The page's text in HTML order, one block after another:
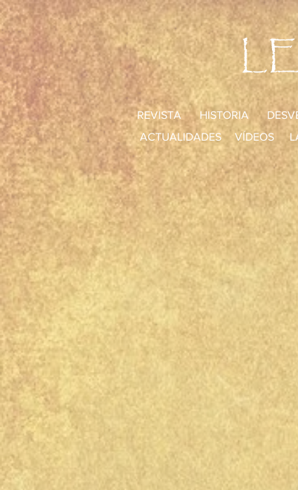
REVISTA HISTORIA
ACTUALIDADES
VÍDEOS